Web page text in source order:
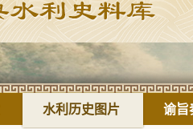
水利历史图片 谕旨